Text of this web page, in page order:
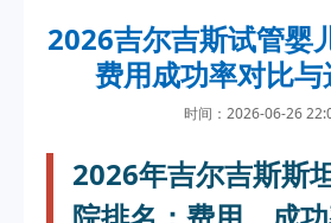
2026吉尔吉斯试管婴
费用成功率对比
时间：2026-06-26
2026年吉尔吉斯斯